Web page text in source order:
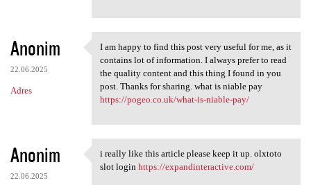
Anonim
22.06.2025
Adres
I am happy to find this post
I am happy to find this post very useful for me, as it
contains lot of information. I always prefer to read
the quality content and this thing I found in you
post. Thanks for sharing. what is niable pay
https://pogeo.co.uk/what-is-niable-pay/
Anonim
22.06.2025
i really like this article
i really like this article please keep it up. olxtoto
slot login https://expandinteractive.com/